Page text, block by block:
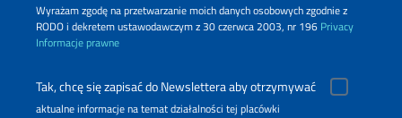
Wyrażam zgodę na przetwarzanie moich danych osobowych zgodnie z
RODO i dekretem ustawodawczym z 30 czerwca 2003, nr 196 Privacy
Informacje prawne
Tak, chcę się zapisać do Newslettera aby otrzymywać
aktualne informacje na temat działalności tej placówki